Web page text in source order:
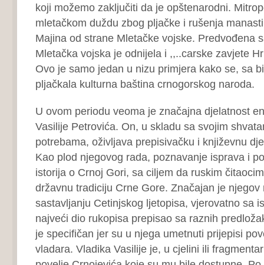
koji možemo zaključiti da je opštenarodni.
mletačkom duždu zbog pljačke i rušenja
Majina od strane Mletačke vojske. Predvođena
Mletačka vojska je odnijela i ,,..carske zavjete
Ovo je samo jedan u nizu primjera kako se, sa
pljačkala kulturna baština crnogorskog naroda.
U ovom periodu veoma je značajna djelatnost
Vasilije Petrovića. On, u skladu sa svojim
potrebama, oživljava prepisivačku i književnu
Kao plod njegovog rada, poznavanje isprava i
istorija o Crnoj Gori, sa ciljem da ruskim
državnu tradiciju Crne Gore. Značajan je njegov
sastavljanju Cetinjskog ljetopisa, vjerovatno sa
najveći dio rukopisa prepisao sa raznih
je specifičan jer su u njega umetnuti prijepisi
vladara. Vladika Vasilije je, u cjelini ili